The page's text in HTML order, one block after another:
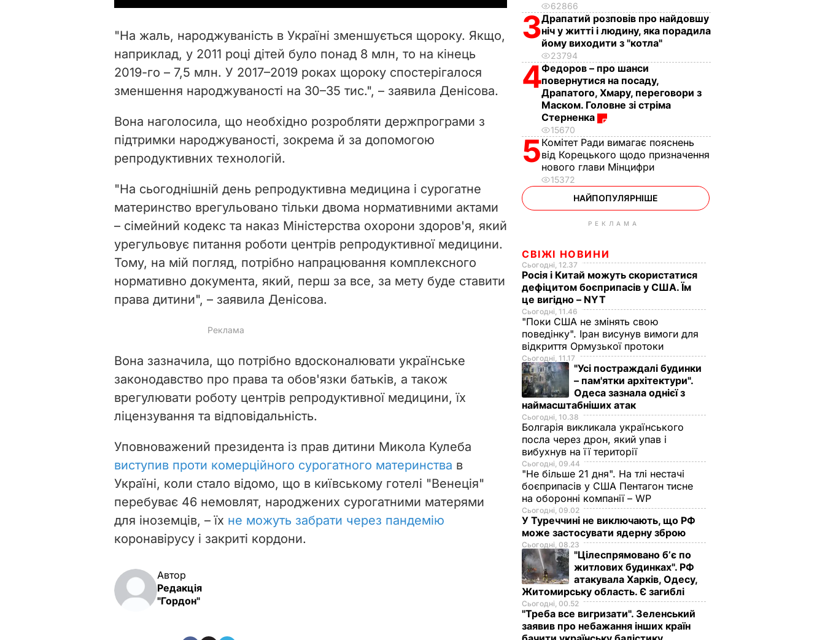
i
d
o
"На жаль, народжуваність в Україні зменшується щороку. Якщо,
наприклад, у 2011 році дітей було понад 8 млн, то на кінець
2019-го – 7,5 млн. У 2017–2019 роках щороку спостерігалося
зменшення народжуваності на 30–35 тис.", – заявила Денісова.
Вона наголосила, що необхідно розробляти держпрограми з
підтримки народжуваності, зокрема й за допомогою
репродуктивних технологій.
"На сьогоднішній день репродуктивна медицина і сурогатне
материнство врегульовано тільки двома нормативними актами
– сімейний кодекс та наказ Міністерства охорони здоров'я, який
урегульовує питання роботи центрів репродуктивної медицини.
Тому, на мій погляд, потрібно напрацювання комплексного
нормативно документа, який, перш за все, за мету буде ставити
права дитини", – заявила Денісова.
Вона зазначила, що потрібно вдосконалювати українське
законодавство про права та обов'язки батьків, а також
врегулювати роботу центрів репродуктивної медицини, їх
ліцензування та відповідальність.
Уповноважений президента із прав дитини Микола Кулеба
виступив проти комерційного сурогатного материнства в
Україні, коли стало відомо, що в київському готелі "Венеція"
перебуває 46 немовлят, народжених сурогатними матерями
для іноземців, – їх не можуть забрати через пандемію
коронавірусу і закриті кордони.
Автор
Редакція
"Гордон"
62866
3Драпатий розповів про найдовшу
ніч у житті і людину, яка порадила
йому виходити з "котла"
23794
4Федоров – про шанси
повернутися на посаду,
Драпатого, Хмару, переговори з
Маском. Головне зі стріма
Стерненка
15670
5Комітет Ради вимагає пояснень
від Корецького щодо призначення
нового глави Мінцифри
15372
НАЙПОПУЛЯРНІШЕ
РЕКЛАМА
СВІЖІ НОВИНИ
Сьогодні, 12.37
Росія і Китай можуть скористатися
дефіцитом боєприпасів у США. Їм
це вигідно – NYT
Сьогодні, 11.46
"Поки США не змінять свою
поведінку". Іран висунув вимоги для
відкриття Ормузької протоки
Сьогодні, 11.17
"Усі постраждалі будинки
– пам'ятки архітектури".
Одеса зазнала однієї з
наймасштабніших атак
Сьогодні, 10.38
Болгарія викликала українського
посла через дрон, який упав і
вибухнув на її території
Сьогодні, 09.44
"Не більше 21 дня". На тлі нестачі
боєприпасів у США Пентагон тисне
на оборонні компанії – WP
Сьогодні, 09.02
У Туреччині не виключають, що РФ
може застосувати ядерну зброю
Сьогодні, 08.23
"Цілеспрямовано бʼє по
житлових будинках". РФ
атакувала Харків, Одесу,
Житомирську область. Є загиблі
Сьогодні, 00.52
"Треба все вигризати". Зеленський
заявив про небажання інших країн